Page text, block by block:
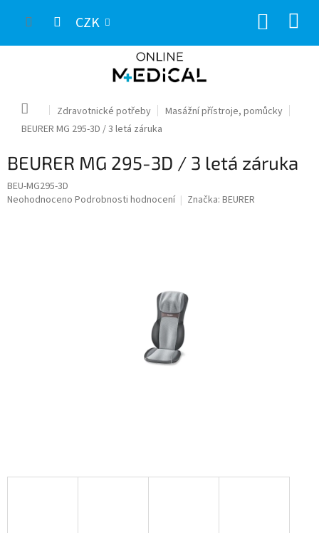
CZK
Domů Zdravotnické potřeby
Masážní přístroje, pomůcky
BEURER MG 295-3D / 3 letá záruka
BEURER MG 295-3D / 3 letá záruka
BEU-MG295-3D
Průměrné
Neohodnoceno Podrobnosti hodnocení Značka: BEURER